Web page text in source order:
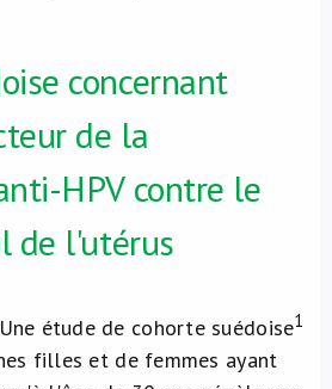
concernant
de la
HPV contre le
de l'utérus
Une étude de cohorte suédoise1
filles et de femmes ayant